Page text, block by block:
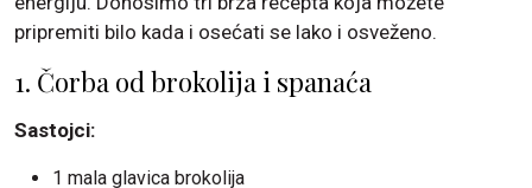
pripremiti bilo kada i osećati se lako i osveženo.
1. Čorba od brokolija i spanaća
Sastojci:
1 mala glavica brokolija